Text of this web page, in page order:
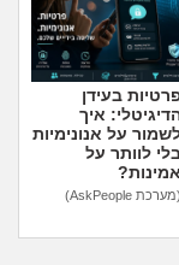
בעידן
איך
על אנונימיות
לוותר על
אמינות?
(מערכת AskPeople)